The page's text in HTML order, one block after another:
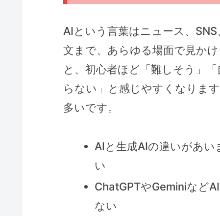
AIという言葉はニュース、
文まで、あらゆる場面で見か
と、初心者ほど「難しそう」
らない」と感じやすくなりま
多いです。
AIと生成AIの違いがあ
い
ChatGPTやGeminiなど
ない